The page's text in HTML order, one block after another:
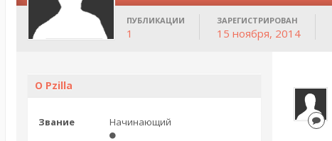
ПУБЛИКАЦИИ
1
ЗАРЕГИСТРИРОВАН
15 ноября, 2014
О Pzilla
Звание Начинающий